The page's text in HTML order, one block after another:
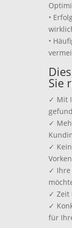
•
•
Sie
✓ Mit
✓
✓
✓ Ihre
✓ Zeit
✓
für